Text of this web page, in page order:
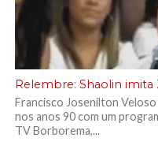
Relembre: Shaolin imita
Francisco Josenilton
nos anos 90 com um
TV Borborema,...